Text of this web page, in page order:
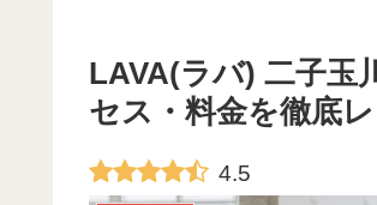
LAVA(ラバ) 二子玉
セス・料金を徹底
4.5